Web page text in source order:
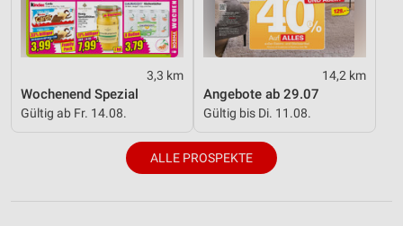
3,3 km
Wochenend Spezial
Gültig ab Fr. 14.08.
14,2 km
Angebote ab 29.07
Gültig bis Di. 11.08.
ALLE PROSPEKTE